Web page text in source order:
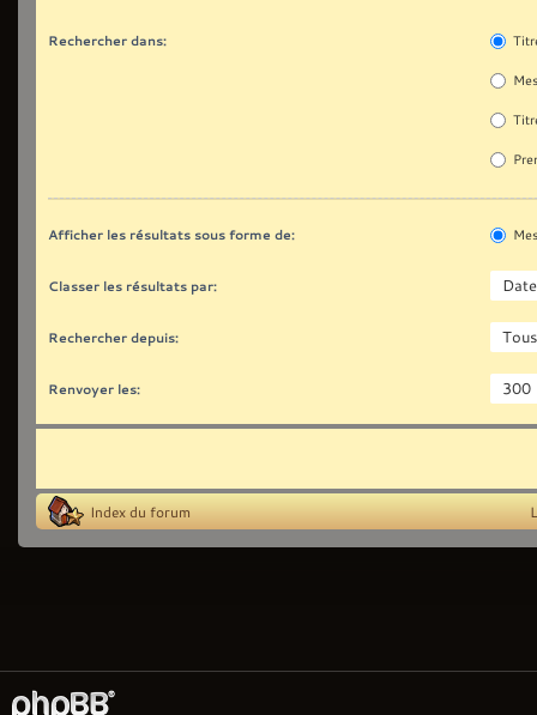
Rechercher dans:
Afficher les résultats sous forme de:
Classer les résultats par:
Rechercher depuis:
Renvoyer les:
Index du forum